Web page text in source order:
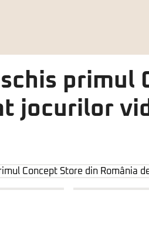
primul
jocurilor